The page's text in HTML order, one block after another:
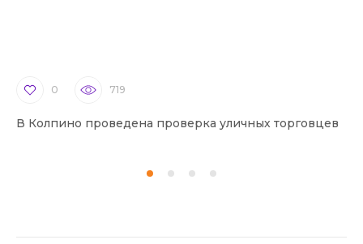
0 719
В Колпино проведена проверка уличных торговцев